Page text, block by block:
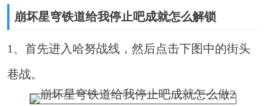
崩坏星穹铁道给我停止吧成就怎么解锁
1、首先进入哈努战线，然后点击下图中的街头
巷战。